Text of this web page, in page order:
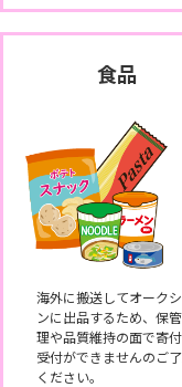
食品
海外に搬送してオーク
ンに出品するため、保
理や品質維持の面で寄
受付ができませんのご
ください。